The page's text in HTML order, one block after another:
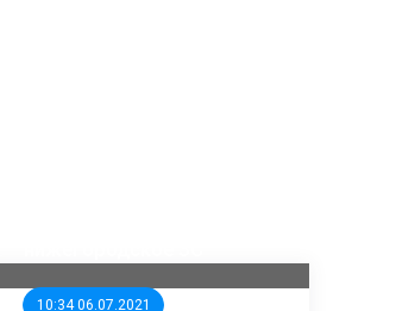
10:34 06.07.2021